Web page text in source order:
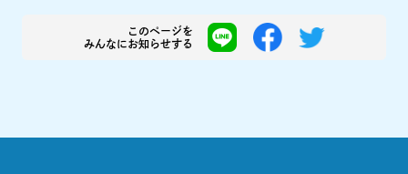
このページを
みんなにお知らせする